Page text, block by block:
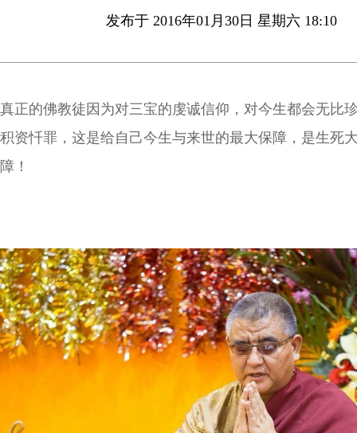
发布于 2016年01月30日 星期六 18:10
真正的佛教徒因为对三宝的虔诚信仰，对今生都会无比
积资忏罪，这是给自己今生与来世的最大保障，是生死
障！